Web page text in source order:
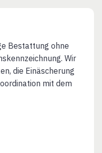
Bestattung ohne
Wir
die Einäscherung
mit dem